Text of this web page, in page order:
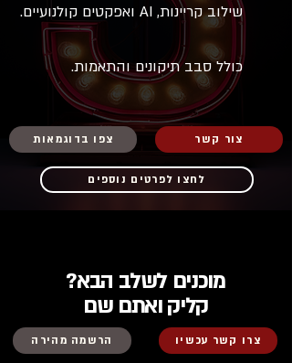
שילוב קריינות, AI ואפקטים קולנועיים.
כולל סבב תיקונים והתאמות.
צור קשר צפו בדוגמאות
לחצו לפרטים נוספים
מוכנים לשלב הבא?
קליק ואתם שם
צרו קשר עכשיו הרשמה מהירה